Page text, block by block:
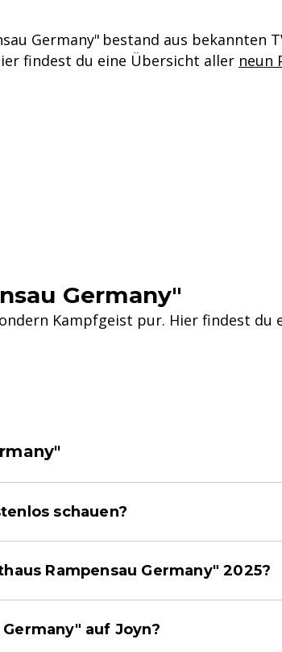
Germany" bestand aus bekannten
findest du eine Übersicht aller neun
Germany"
Kampfgeist pur. Hier findest du
schauen?
Rampensau Germany" 2025?
auf Joyn?